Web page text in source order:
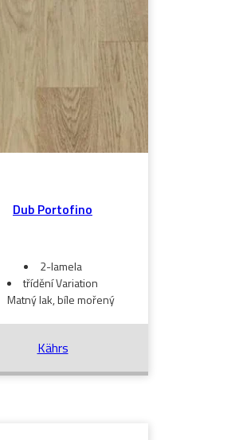
Dub Portofino
2-lamela
třídění Variation
Matný lak, bíle mořený
Kährs